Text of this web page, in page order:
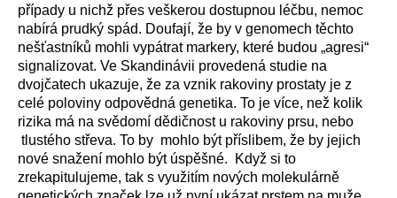
případy u nichž přes veškerou dostupnou léčbu, nemoc
nabírá prudký spád. Doufají, že by v genomech těchto
nešťastníků mohli vypátrat markery, které budou „agresi“
signalizovat. Ve Skandinávii provedená studie na
dvojčatech ukazuje, že za vznik rakoviny prostaty je z
celé poloviny odpovědná genetika. To je více, než kolik
rizika má na svědomí dědičnost u rakoviny prsu, nebo
tlustého střeva. To by mohlo být příslibem, že by jejich
nové snažení mohlo být úspěšné. Když si to
zrekapitulujeme, tak s využitím nových molekulárně